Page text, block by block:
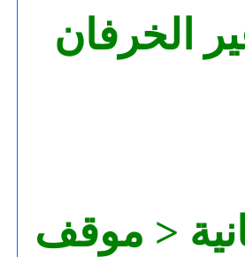
الخرفان
< موقف